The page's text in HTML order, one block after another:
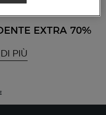
EXTRA 70%
PIÙ